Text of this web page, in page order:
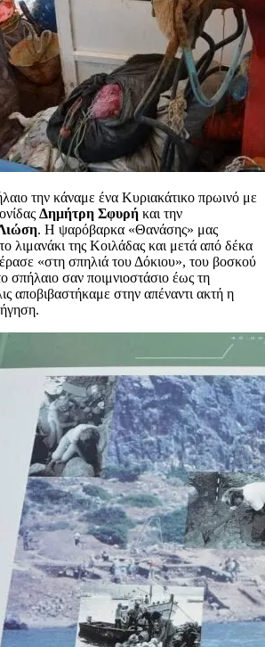
την κάναμε ένα Κυριακάτικο πρωινό με
Δημήτρη Σφυρή και την
. Η ψαρόβαρκα «Θανάσης» μας
λιμανάκι της Κοιλάδας και μετά από δέκα
«στη σπηλιά του Δόκιου», του βοσκού
σπήλαιο σαν ποιμνιοστάσιο έως τη
αποβιβαστήκαμε στην απέναντι ακτή η